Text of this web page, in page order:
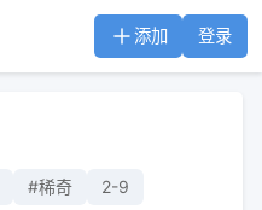
添加 登录
#稀奇
2-9